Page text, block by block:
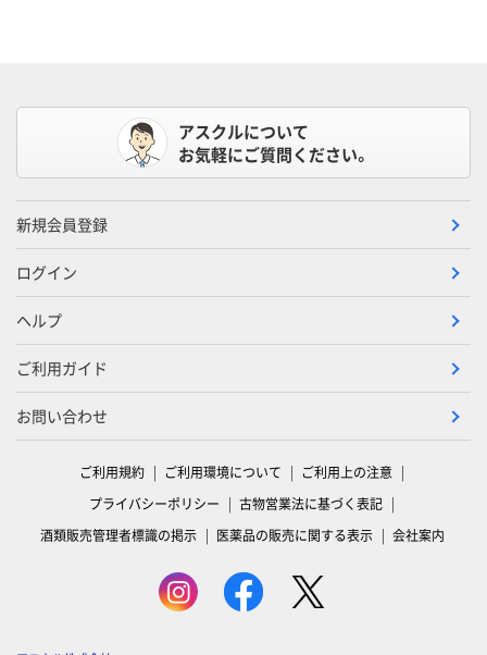
アスクルについて
お気軽にご質問ください。
新規会員登録
ログイン
ヘルプ
ご利用ガイド
お問い合わせ
ご利用規約 ご利用環境について
ご利用上の注意
プライバシーポリシー
古物営業法に基づく表記
酒類販売管理者標識の掲示
医薬品の販売に関する表示 会社案内